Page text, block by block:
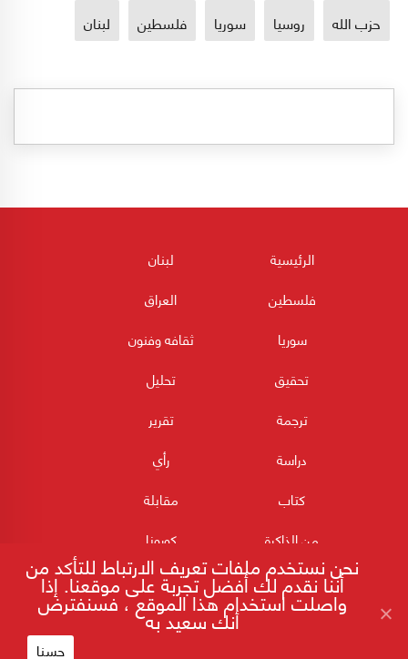
حزب الله روسيا سوريا فلسطين لبنان
الرئيسية
لبنان
فلسطين
العراق
سوريا
ثقافه وفنون
تحقيق
تحليل
ترجمة
تقرير
دراسة
رأي
كتاب
مقابلة
من الذاكرة
كورونا
نحن نستخدم ملفات تعريف الارتباط للتأكد من
أننا نقدم لك أفضل تجربة على موقعنا. إذا
واصلت استخدام هذا الموقع ، فسنفترض
أنك سعيد به
حسنا